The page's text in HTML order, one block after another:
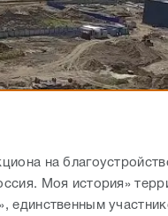
на
Моя история»
единственным